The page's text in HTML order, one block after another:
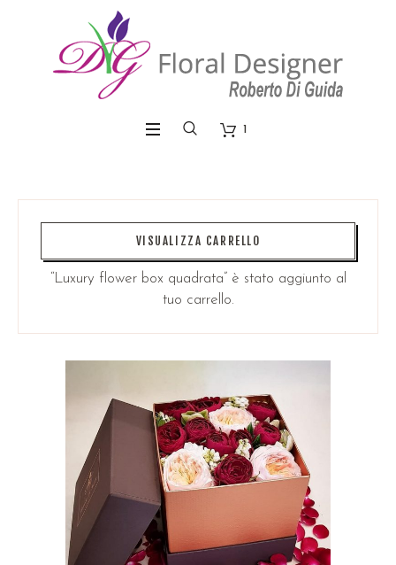
1
VISUALIZZA CARRELLO
“Luxury flower box quadrata” è stato aggiunto al
tuo carrello.